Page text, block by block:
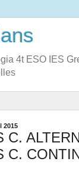
4t ESO IES
2015
C.
C.